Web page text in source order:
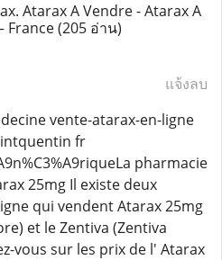
Atarax A Vendre - Atarax A
France(205 อ่าน)
แจ้งลบ
vente-atarax-en-ligne
fr
pharmacie
25mg Il existe deux
qui vendent Atarax 25mg
et le Zentiva (Zentiva
vous sur les prix de l' Atarax